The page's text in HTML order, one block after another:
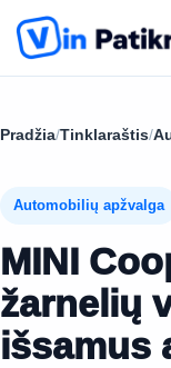
Pradžia/Tinklaraštis/
Automobilių apžvalga
MINI
žarnelių
išsamus